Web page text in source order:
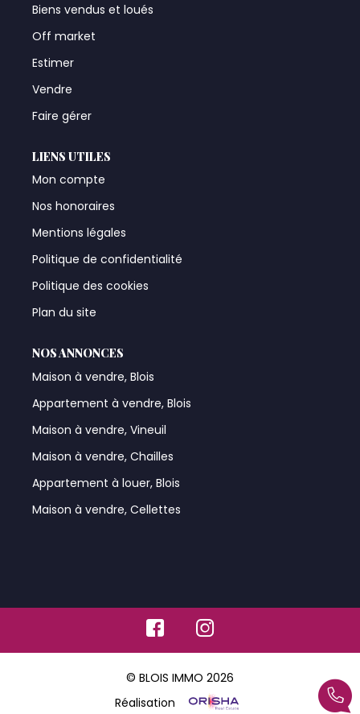
Biens vendus et loués
Off market
Estimer
Vendre
Faire gérer
LIENS UTILES
Mon compte
Nos honoraires
Mentions légales
Politique de confidentialité
Politique des cookies
Plan du site
NOS ANNONCES
Maison à vendre, Blois
Appartement à vendre, Blois
Maison à vendre, Vineuil
Maison à vendre, Chailles
Appartement à louer, Blois
Maison à vendre, Cellettes
© BLOIS IMMO 2026
Réalisation